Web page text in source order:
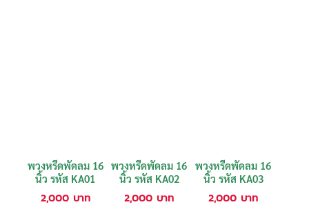
พวงหรีดพัดลม 16
นิ้ว รหัส KA01
2,000 บาท
พวงหรีดพัดลม 16
นิ้ว รหัส KA02
2,000 บาท
พวงหรีดพัดลม 16
นิ้ว รหัส KA03
2,000 บาท